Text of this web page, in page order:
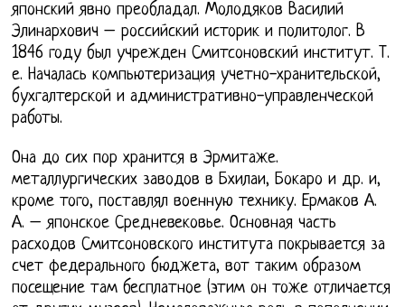
японский явно преобладал. Молодяков Василий
Элинархович – российский историк и политолог. В
1846 году был учрежден Смитсоновский институт. Т.
е. Началась компьютеризация учетно-хранительской,
бухгалтерской и административно-управленческой
работы.
Она до сих пор хранится в Эрмитаже.
металлургических заводов в Бхилаи, Бокаро и др. и,
кроме того, поставлял военную технику. Ермаков А.
А. – японское Средневековье. Основная часть
расходов Смитсоновского института покрывается за
счет федерального бюджета, вот таким образом
посещение там бесплатное (этим он тоже отличается